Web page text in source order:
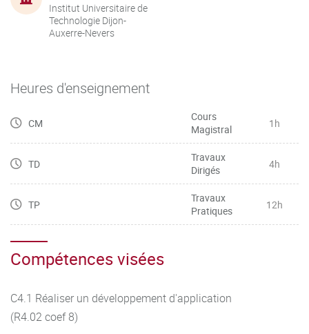
Institut Universitaire de
Technologie Dijon-
Auxerre-Nevers
Heures d'enseignement
CM
Cours
Magistral
1h
TD
Travaux
Dirigés
4h
TP
Travaux
Pratiques
12h
Compétences visées
C4.1 Réaliser un développement d'application
(R4.02 coef 8)